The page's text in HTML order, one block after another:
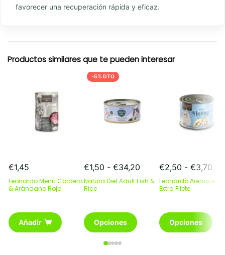
favorecer una recuperación rápida y eficaz.
Productos similares que te pueden interesar
€1,45
Leonardo Menú Cordero
& Arándano Rojo
Añadir
-5% DTO
€1,50 - €34,20 Rango
de
precios:
hasta
€34,20
Natura Diet Adult Fish &
Rice
Opciones
Este
producto
múltiples
€2,50 - €3,70
Leonardo Arenque +
Extra Filete
Opciones
Este
producto